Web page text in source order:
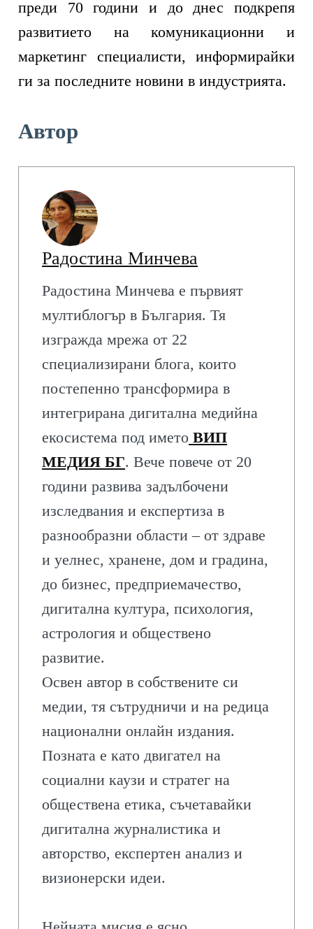
преди 70 години и до днес подкрепя
развитието на комуникационни и
маркетинг специалисти, информирайки
ги за последните новини в индустрията.
Автор
Радостина Минчева
Радостина Минчева е първият
мултиблогър в България. Тя
изгражда мрежа от 22
специализирани блога, които
постепенно трансформира в
интегрирана дигитална медийна
екосистема под името ВИП
МЕДИЯ БГ. Вече повече от 20
години развива задълбочени
изследвания и експертиза в
разнообразни области – от здраве
и уелнес, хранене, дом и градина,
до бизнес, предприемачество,
дигитална култура, психология,
астрология и обществено
развитие.
Освен автор в собствените си
медии, тя сътрудничи и на редица
национални онлайн издания.
Позната е като двигател на
социални каузи и стратег на
обществена етика, съчетавайки
дигитална журналистика и
авторство, експертен анализ и
визионерски идеи.